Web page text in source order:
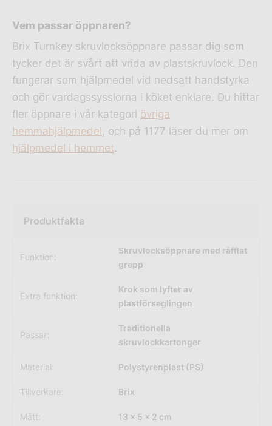
Vem passar öppnaren?
Brix Turnkey skruvlocksöppnare passar dig som
tycker det är svårt att vrida av plastskruvlock. Den
fungerar som hjälpmedel vid nedsatt handstyrka
och gör vardagssysslorna i köket enklare. Du hittar
fler öppnare i vår kategori övriga
hemmahjälpmedel , och på 1177 läser du mer om
hjälpmedel i hemmet.
Funktion:
Skruvlocksöppnare med räfflat
grepp
Extra funktion:
Krok som lyfter av
plastförseglingen
Passar:
Traditionella
skruvlockkartonger
Material: Polystyrenplast (PS)
Tillverkare: Brix
Mått: 13 x 5 x 2 cm